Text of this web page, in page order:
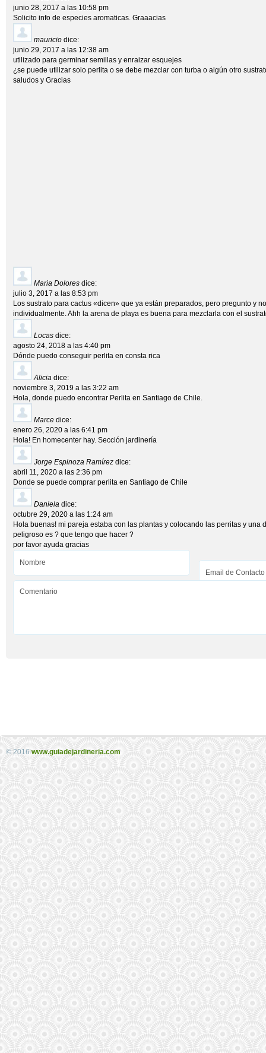
junio 28, 2017 a las 10:58 pm
Solicito info de especies aromaticas. Graaacias
mauricio dice:
junio 29, 2017 a las 12:38 am
utilizado para germinar semillas y enraizar esquejes
¿se puede utilizar solo perlita o se debe mezclar con turba o algún otro
saludos y Gracias
Maria Dolores dice:
julio 3, 2017 a las 8:53 pm
Los sustrato para cactus «dicen» que ya están preparados, pero pregunto y
individualmente. Ahh la arena de playa es buena para mezclarla con el
Locas dice:
agosto 24, 2018 a las 4:40 pm
Dónde puedo conseguir perlita en consta rica
Alicia dice:
noviembre 3, 2019 a las 3:22 am
Hola, donde puedo encontrar Perlita en Santiago de Chile.
Marce dice:
enero 26, 2020 a las 6:41 pm
Hola! En homecenter hay. Sección jardinería
Jorge Espinoza Ramírez dice:
abril 11, 2020 a las 2:36 pm
Donde se puede comprar perlita en Santiago de Chile
Daniela dice:
octubre 29, 2020 a las 1:24 am
Hola buenas! mi pareja estaba con las plantas y colocando las perritas y una
peligroso es ? que tengo que hacer ?
por favor ayuda gracias
© 2016 www.guiadejardineria.com